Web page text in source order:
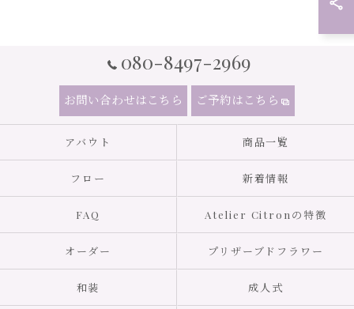
080-8497-2969
お問い合わせはこちら ご予約はこちら
アバウト 商品一覧
フロー 新着情報
FAQ Atelier Citronの特徴
オーダー プリザーブドフラワー
和装 成人式